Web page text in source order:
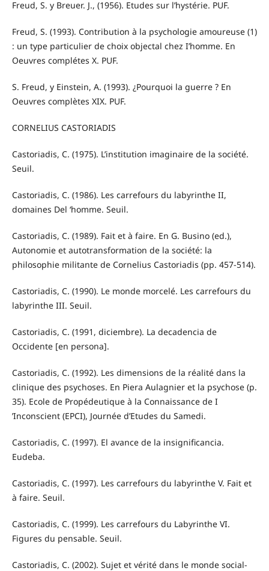
Freud, S. y Breuer. J., (1956). Etudes sur l’hystérie. PUF.
Freud, S. (1993). Contribution à la psychologie amoureuse (1)
: un type particulier de choix objectal chez I’homme. En
Oeuvres complétes X. PUF.
S. Freud, y Einstein, A. (1993). ¿Pourquoi la guerre ? En
Oeuvres complètes XIX. PUF.
CORNELIUS CASTORIADIS
Castoriadis, C. (1975). L’institution imaginaire de la société.
Seuil.
Castoriadis, C. (1986). Les carrefours du labyrinthe II,
domaines Del ‘homme. Seuil.
Castoriadis, C. (1989). Fait et à faire. En G. Busino (ed.),
Autonomie et autotransformation de la société: la
philosophie militante de Cornelius Castoriadis (pp. 457-514).
Castoriadis, C. (1990). Le monde morcelé. Les carrefours du
labyrinthe III. Seuil.
Castoriadis, C. (1991, diciembre). La decadencia de
Occidente [en persona].
Castoriadis, C. (1992). Les dimensions de la réalité dans la
clinique des psychoses. En Piera Aulagnier et la psychose (p.
35). Ecole de Propédeutique à la Connaissance de I
’Inconscient (EPCI), Journée d’Etudes du Samedi.
Castoriadis, C. (1997). El avance de la insignificancia.
Eudeba.
Castoriadis, C. (1997). Les carrefours du labyrinthe V. Fait et
à faire. Seuil.
Castoriadis, C. (1999). Les carrefours du Labyrinthe VI.
Figures du pensable. Seuil.
Castoriadis, C. (2002). Sujet et vérité dans le monde social-